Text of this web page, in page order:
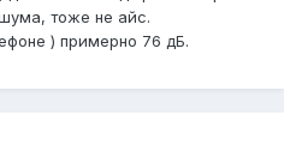
тоже не айс.
) примерно 76 дБ.